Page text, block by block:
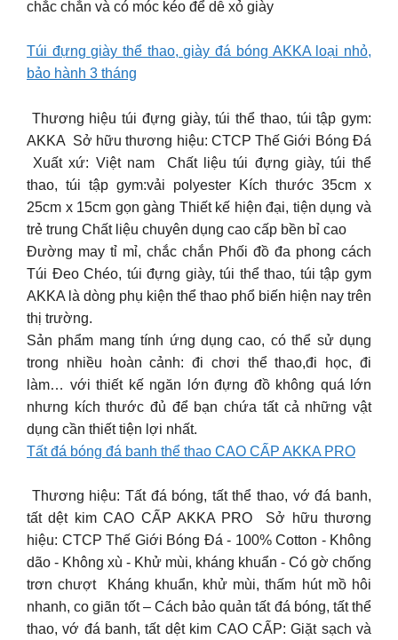
chắc chắn và có móc kéo để dễ xỏ giày
Túi đựng giày thể thao, giày đá bóng AKKA loại nhỏ,
bảo hành 3 tháng
️ Thương hiệu túi đựng giày, túi thể thao, túi tập gym:
AKKA ️ Sở hữu thương hiệu: CTCP Thế Giới Bóng Đá
️ Xuất xứ: Việt nam ️ Chất liệu túi đựng giày, túi thể
thao, túi tập gym:vải polyester Kích thước 35cm x
25cm x 15cm gọn gàng Thiết kế hiện đại, tiện dụng và
trẻ trung Chất liệu chuyên dụng cao cấp bền bỉ cao
Đường may tỉ mỉ, chắc chắn Phối đồ đa phong cách
Túi Đeo Chéo, túi đựng giày, túi thể thao, túi tập gym
AKKA là dòng phụ kiện thể thao phổ biến hiện nay trên
thị trường.
Sản phẩm mang tính ứng dụng cao, có thể sử dụng
trong nhiều hoàn cảnh: đi chơi thể thao,đi học, đi
làm… với thiết kế ngăn lớn đựng đồ không quá lớn
nhưng kích thước đủ để bạn chứa tất cả những vật
dụng cần thiết tiện lợi nhất.
Tất đá bóng đá banh thể thao CAO CẤP AKKA PRO
️ Thương hiệu: Tất đá bóng, tất thể thao, vớ đá banh,
tất dệt kim CAO CẤP AKKA PRO ️ Sở hữu thương
hiệu: CTCP Thế Giới Bóng Đá ️- 100% Cotton ️- Không
dão ️- Không xù ️- Khử mùi, kháng khuẩn ️- Có gờ chống
trơn chượt ️ Kháng khuẩn, khử mùi, thấm hút mồ hôi
nhanh, co giãn tốt – Cách bảo quản tất đá bóng, tất thể
thao, vớ đá banh, tất dệt kim CAO CẤP: Giặt sạch và